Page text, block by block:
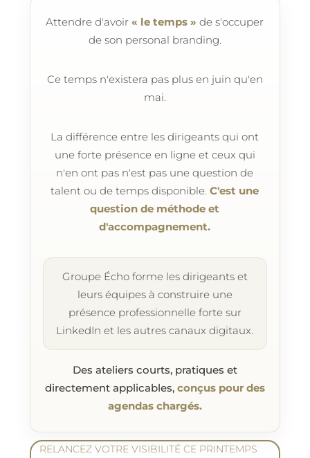
Attendre d'avoir« le temps » de s'occuper
de son personal branding.
Ce temps n'existera pas plus en juin qu'en
mai.
La différence entre les dirigeants qui ont
une forte présence en ligne et ceux qui
n'en ont pas n'est pas une question de
talent ou de temps disponible.C'est une
question de méthode et
d'accompagnement.
Groupe Écho forme les dirigeants et
leurs équipes à construire une
présence professionnelle forte sur
LinkedIn et les autres canaux digitaux.
Des ateliers courts, pratiques et
directement applicables, conçus pour des
agendas chargés.
RELANCEZ VOTRE VISIBILITÉ CE PRINTEMPS